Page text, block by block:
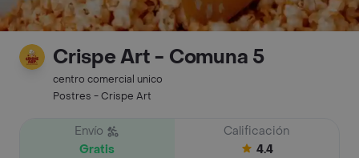
Crispe Art - Comuna 5
centro comercial unico
Postres - Crispe Art
Envío
Gratis
Calificación
4.4